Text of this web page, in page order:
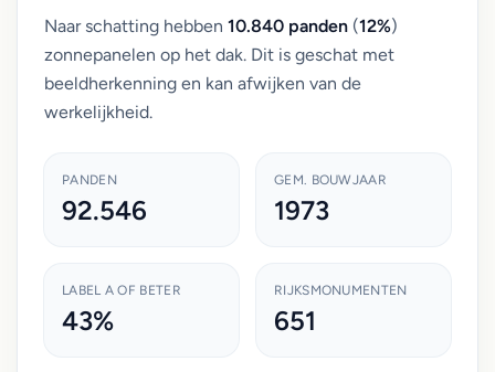
Naar schatting hebben 10.840 panden (12%)
zonnepanelen op het dak. Dit is geschat met
beeldherkenning en kan afwijken van de
werkelijkheid.
PANDEN
92.546
GEM. BOUWJAAR
1973
LABEL A OF BETER
43%
RIJKSMONUMENTEN
651